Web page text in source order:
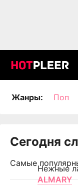
Жанры: Поп
Сегодня
Самые
Нежные
ALMARY